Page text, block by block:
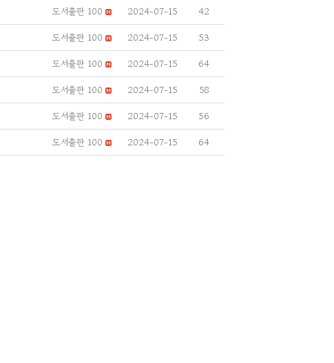
도서출판 100 2024-07-15
42
도서출판 100 2024-07-15
53
도서출판 100 2024-07-15
64
도서출판 100 2024-07-15
58
도서출판 100 2024-07-15
56
도서출판 100 2024-07-15 64